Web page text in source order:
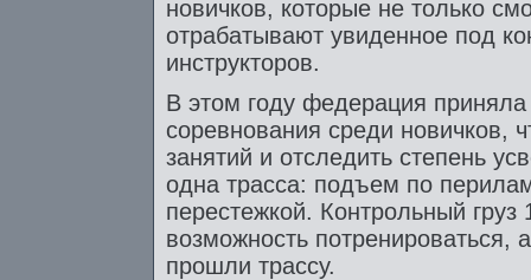
новичков, которые не только
отрабатывают увиденное под
инструкторов.
В этом году федерация
соревнования среди новичков,
занятий и отследить степень
одна трасса: подъем по
перестежкой. Контрольный
возможность
прошли трассу.